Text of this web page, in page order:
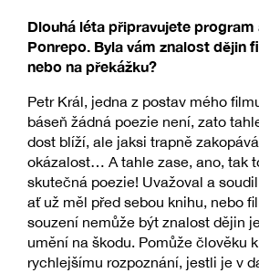
Dlouhá léta připravujete program
Ponrepo. Byla vám znalost dějin
nebo na překážku?
Petr Král, jedna z postav mého
báseň žádná poezie není, zato
dost blíží, ale jaksi trapně
okázalost… A tahle zase, ano, tak
skutečná poezie! Uvažoval a
ať už měl před sebou knihu, nebo
souzení nemůže být znalost dějin
umění na škodu. Pomůže člověku
rychlejšímu rozpoznání, jestli je v